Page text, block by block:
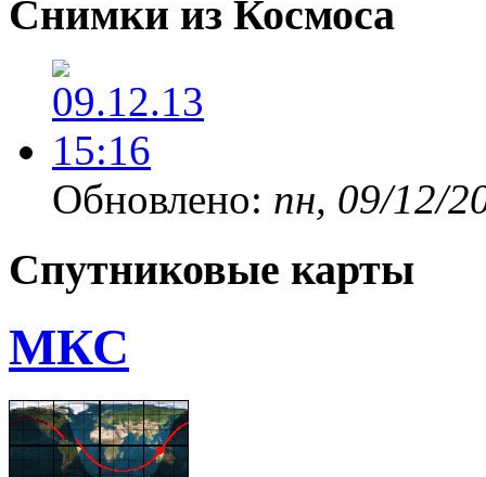
Снимки из Космоса
Обновлено: пн, 09/12/
Спутниковые карты
МКС